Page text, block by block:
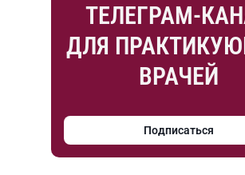
ТЕЛЕГРАМ-
ДЛЯ
ВРАЧЕЙ
Подписаться